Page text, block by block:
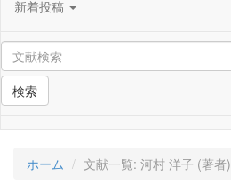
新着投稿
検索
ホーム 文献一覧: 河村 洋子 (著者)